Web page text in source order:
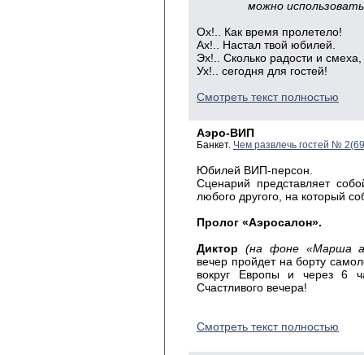
можно
Ох!.. Как время пролетело!
Ах!.. Настал твой юбилей.
Эх!.. Сколько радости и смеха,
Ух!.. сегодня для гостей!
Смотреть текст полностью
Аэро-ВИП
Банкет. Чем развлечь гостей №
Юбилей ВИП-персон.
Сценарий представляет
любого другого, на который
Пролог «Аэросалон».
Диктор
(на фоне «Марша
вечер пройдет на борту
вокруг Европы и через 6
Счастливого вечера!
Смотреть текст полностью